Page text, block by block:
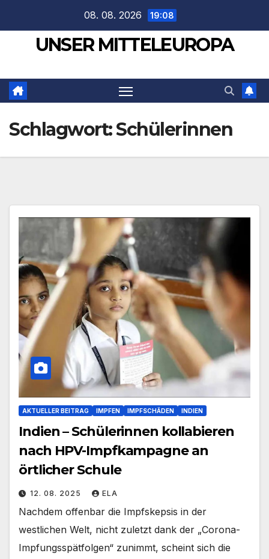
springen
08. 08. 2026 19:08
UNSER MITTELEUROPA
Schlagwort:Schülerinnen
AKTUELLER BEITRAG IMPFEN IMPFSCHÄDEN INDIEN
Indien – Schülerinnen kollabieren
nach HPV-Impfkampagne an
örtlicher Schule
12. 08. 2025 ELA
Nachdem offenbar die Impfskepsis in der
westlichen Welt, nicht zuletzt dank der „Corona-
Impfungsspätfolgen“ zunimmt, scheint sich die